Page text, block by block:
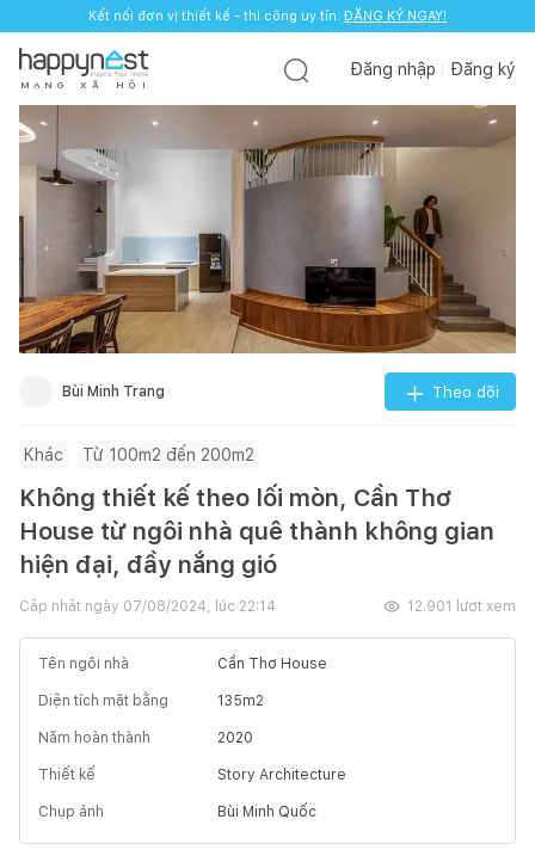
Kết nối đơn vị thiết kế - thi công uy tín. ĐĂNG KÝ NGAY!
M Ạ N G X Ã H Ộ I
Đăng nhập Đăng ký
Bùi Minh Trang Theo dõi
Khác Từ 100m2 đến 200m2
Không thiết kế theo lối mòn, Cần Thơ
House từ ngôi nhà quê thành không gian
hiện đại, đầy nắng gió
Cập nhật ngày 07/08/2024, lúc 22:14 12.901 lượt xem
Tên ngôi nhà Cần Thơ House
Diện tích mặt bằng 135m2
Năm hoàn thành 2020
Thiết kế Story Architecture
Chụp ảnh Bùi Minh Quốc